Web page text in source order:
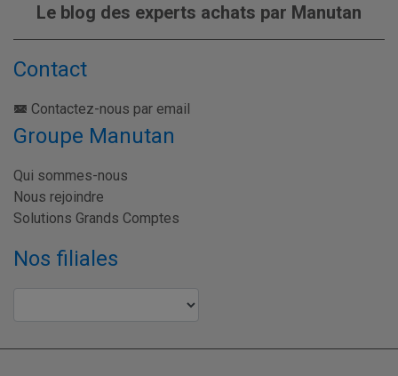
Le blog des experts achats par Manutan
Contact
Contactez-nous par email
Groupe Manutan
Qui sommes-nous
Nous rejoindre
Solutions Grands Comptes
Nos filiales